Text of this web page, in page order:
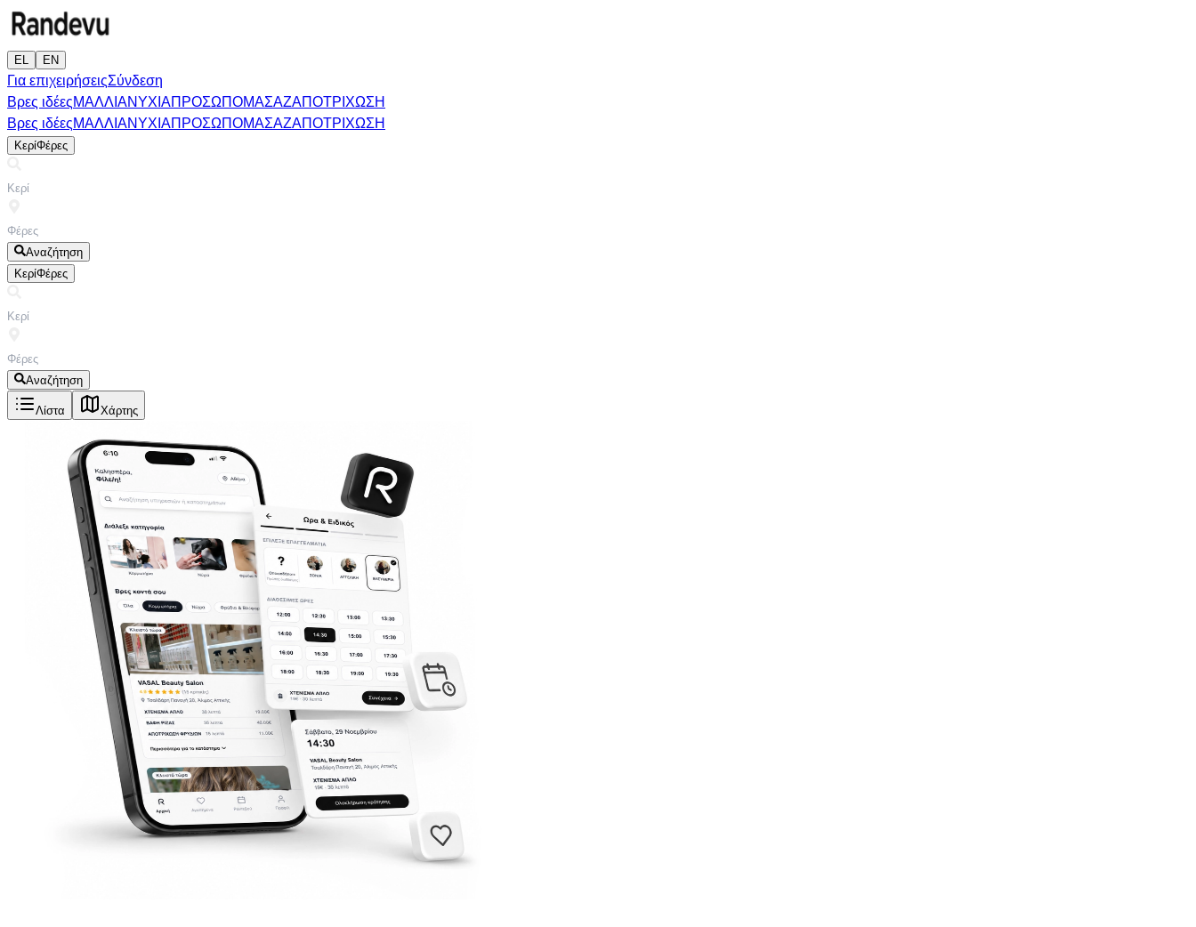
EL EN
Για επιχειρήσειςΣύνδεση
Βρες ιδέεςΜΑΛΛΙΑΝΥΧΙΑΠΡΟΣΩΠΟΜΑΣΑΖΑΠΟΤΡΙΧΩΣΗ
Βρες ιδέεςΜΑΛΛΙΑΝΥΧΙΑΠΡΟΣΩΠΟΜΑΣΑΖΑΠΟΤΡΙΧΩΣΗ
ΚερίΦέρες
Αναζήτηση
ΚερίΦέρες
Αναζήτηση
Λίστα Χάρτης